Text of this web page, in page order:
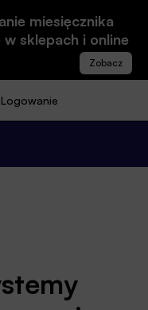
miesięcznika
sklepach i online
Logowanie